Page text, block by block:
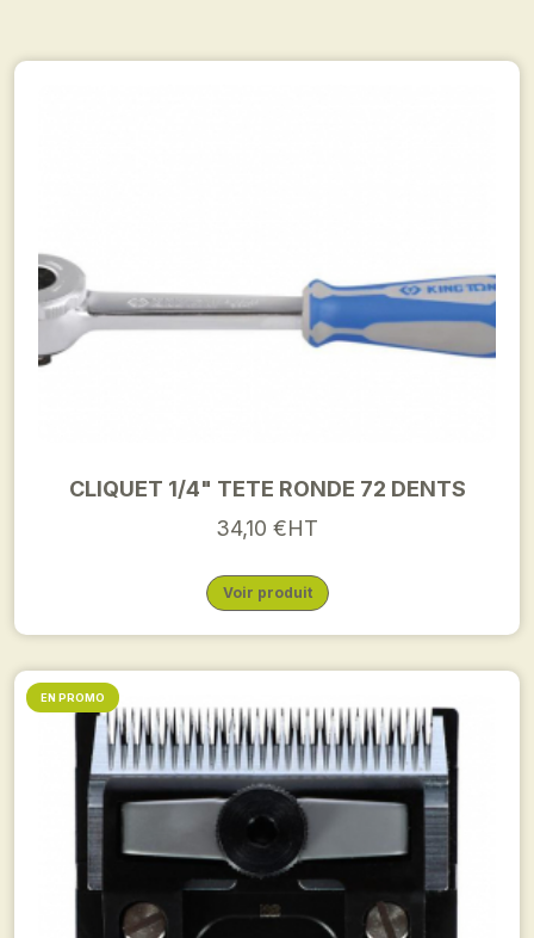
CLIQUET 1/4" TETE RONDE 72 DENTS
34,10 €HT
Voir produit
EN PROMO